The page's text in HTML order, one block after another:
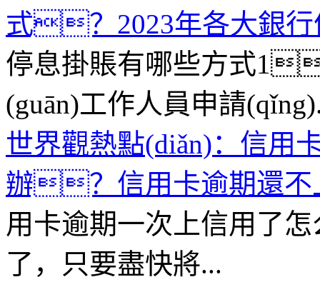
式？2023年各大銀行
停息掛賬有哪些方式
(guān)工作人員申請
世界觀熱點(diǎn)：信用
辦？信用卡逾期還
用卡逾期一次上信用了
了，只要盡快將...